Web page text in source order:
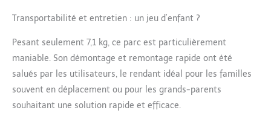
4 poignées pour aider
les couleurs et
augmenter le plaisir de
jouer seul.
Transportabilité et entretien : un jeu d’enfant ?
Pesant seulement 7,1 kg, ce parc est particulièrement
maniable. Son démontage et remontage rapide ont été
salués par les utilisateurs, le rendant idéal pour les familles
souvent en déplacement ou pour les grands-parents
souhaitant une solution rapide et efficace.